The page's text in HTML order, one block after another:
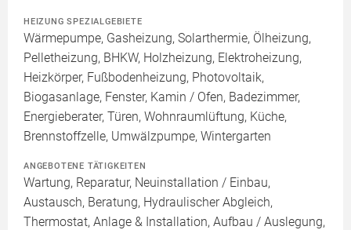
HEIZUNG SPEZIALGEBIETE
Wärmepumpe, Gasheizung, Solarthermie, Ölheizung,
Pelletheizung, BHKW, Holzheizung, Elektroheizung,
Heizkörper, Fußbodenheizung, Photovoltaik,
Biogasanlage, Fenster, Kamin / Ofen, Badezimmer,
Energieberater, Türen, Wohnraumlüftung, Küche,
Brennstoffzelle, Umwälzpumpe, Wintergarten
ANGEBOTENE TÄTIGKEITEN
Wartung, Reparatur, Neuinstallation / Einbau,
Austausch, Beratung, Hydraulischer Abgleich,
Thermostat, Anlage & Installation, Aufbau / Auslegung,